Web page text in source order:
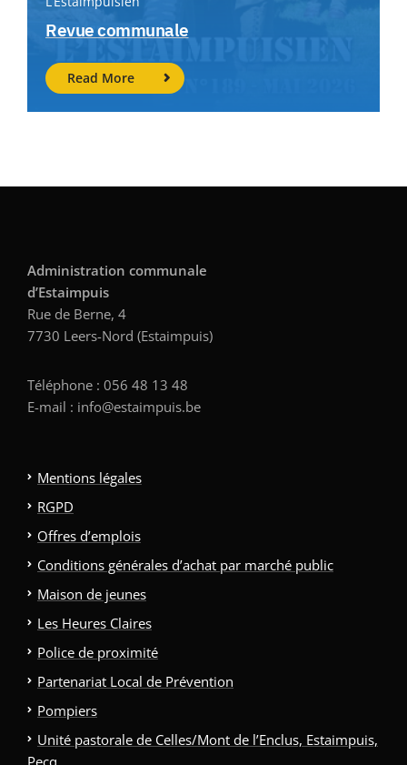
Revue communale
Read More
Administration communale
d’Estaimpuis
Rue de Berne, 4
7730 Leers-Nord (Estaimpuis)
Téléphone : 056 48 13 48
E-mail : info@estaimpuis.be
Mentions légales
RGPD
Offres d’emplois
Conditions générales d’achat par marché public
Maison de jeunes
Les Heures Claires
Police de proximité
Partenariat Local de Prévention
Pompiers
Unité pastorale de Celles/Mont de l’Enclus, Estaimpuis,